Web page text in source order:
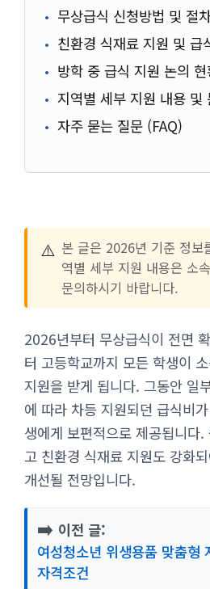
무상급식 신청방법 및 절
친환경 식재료 지원 및 급
방학 중 급식 지원 논의
지역별 세부 지원 내용 및
자주 묻는 질문 (FAQ)
⚠️ 본 글은 2026년 기준 정보
역별 세부 지원 내용은 소
문의하시기 바랍니다.
2026년부터 무상급식이 전면
터 고등학교까지 모든 학생이
지원을 받게 됩니다. 그동안 일
에 따라 차등 지원되던 급식비
생에게 보편적으로 제공됩니다
고 친환경 식재료 지원도 강화
개선될 전망입니다.
➡️ 이전 글:
여성청소년 위생용품 맞춤형
자격조건